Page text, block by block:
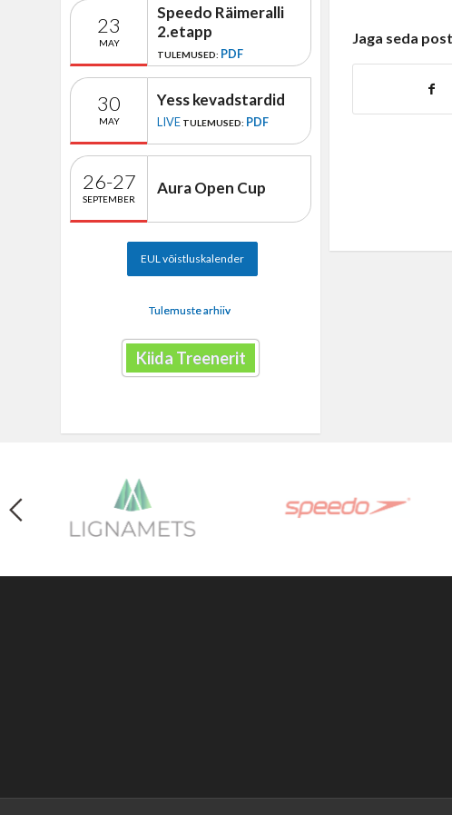
Jaga seda
23
MAY
Speedo Räimeralli
2.etapp
TULEMUSED: PDF
30
MAY
Yess kevadstardid
LIVE TULEMUSED: PDF
26-27
SEPTEMBER
Aura Open Cup
EUL võistluskalender
Tulemuste arhiiv
Kiida Treenerit